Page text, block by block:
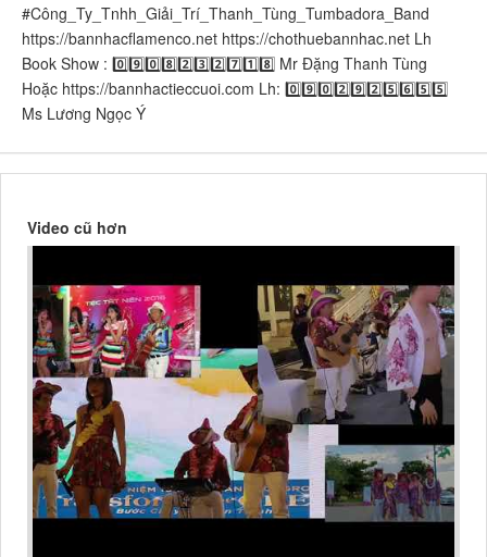
#Công_Ty_Tnhh_Giải_Trí_Thanh_Tùng_Tumbadora_Band​​​​
https://bannhacflamenco.net​​​​ https://chothuebannhac.net​​​​ Lh
Book Show : 0️⃣9️⃣0️⃣8️⃣2️⃣3️⃣2️⃣7️⃣1️⃣8️⃣ Mr Đặng Thanh Tùng
Hoặc https://bannhactieccuoi.com​​​​ Lh: 0️⃣9️⃣0️⃣2️⃣9️⃣2️⃣5️⃣6️⃣5️⃣5️⃣
Ms Lương Ngọc Ý
Video cũ hơn